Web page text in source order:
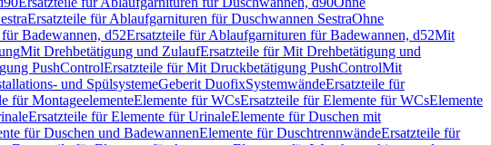
Ersatzteile für Ablaufgarnituren für Duschwannen SestraOhne
Badewannen, d52Ersatzteile für Ablaufgarnituren für Badewannen, d52Mit
Mit Drehbetätigung und ZulaufErsatzteile für Mit Drehbetätigung und
PushControlErsatzteile für Mit Druckbetätigung PushControlMit
und SpülsystemeGeberit DuofixSystemwändeErsatzteile für
für MontageelementeElemente für WCsErsatzteile für Elemente für WCsElemente
Ersatzteile für Elemente für UrinaleElemente für Duschen mit
für Duschen und BadewannenElemente für DuschtrennwändeErsatzteile für